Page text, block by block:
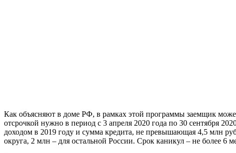
Как объясняют в доме РФ, в рамках этой программы заемщик
отсрочкой нужно в период с 3 апреля 2020 года по 30 сентября
доходом в 2019 году и сумма кредита, не превышающая 4,5 млн
округа, 2 млн – для остальной России. Срок каникул – не более 6